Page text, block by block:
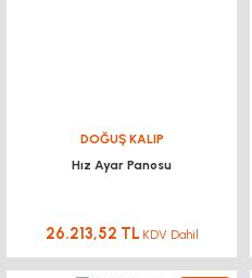
DOĞUŞ KALIP
Hız Ayar Panosu
26.213,52 TL KDV Dahil